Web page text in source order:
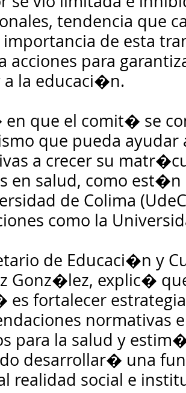
tendencia que
de esta
acciones para
a la educaci�n.
que el comit� se
que pueda
a crecer su
en salud, como
de Colima
como la
de Educaci�n y
Gonz�lez, explic�
es fortalecer
normativas
para la salud y
desarrollar� una
realidad social e